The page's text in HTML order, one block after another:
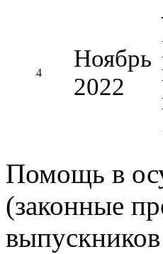
4
Ноябрь
2022
Помощь в
(законные